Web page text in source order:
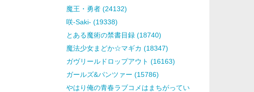
魔王・勇者 (24132)
咲-Saki- (19338)
とある魔術の禁書目録 (18740)
魔法少女まどか☆マギカ (18347)
ガヴリールドロップアウト (16163)
ガールズ&パンツァー (15786)
やはり俺の青春ラブコメはまちがってい